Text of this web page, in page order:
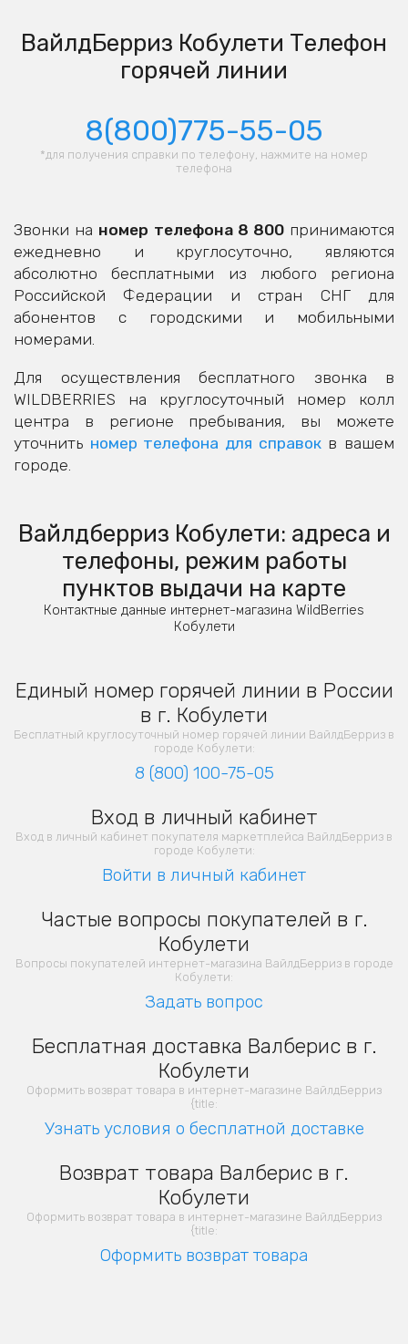
ВайлдБерриз Кобулети Телефон
горячей линии
8(800)775-55-05
*для получения справки по телефону, нажмите на номер
телефона
Звонки на номер телефона 8 800принимаются
ежедневно и круглосуточно, являются
абсолютно бесплатными из любого региона
Российской Федерации и стран СНГ для
абонентов с городскими и мобильными
номерами.
Для осуществления бесплатного звонка в
WILDBERRIES на круглосуточный номер колл
центра в регионе пребывания, вы можете
уточнить номер телефона для справокв вашем
городе.
Вайлдберриз Кобулети: адреса и
телефоны, режим работы
пунктов выдачи на карте
Контактные данные интернет-магазина WildBerries
Кобулети
Единый номер горячей линии в России
в г. Кобулети
Бесплатный круглосуточный номер горячей линии ВайлдБерриз в
городе Кобулети:
8 (800) 100-75-05
Вход в личный кабинет
Вход в личный кабинет покупателя маркетплейса ВайлдБерриз в
городе Кобулети:
Войти в личный кабинет
Частые вопросы покупателей в г.
Кобулети
Вопросы покупателей интернет-магазина ВайлдБерриз в городе
Кобулети:
Задать вопрос
Бесплатная доставка Валберис в г.
Кобулети
Оформить возврат товара в интернет-магазине ВайлдБерриз
{title:
Узнать условия о бесплатной доставке
Возврат товара Валберис в г.
Кобулети
Оформить возврат товара в интернет-магазине ВайлдБерриз
{title:
Оформить возврат товара